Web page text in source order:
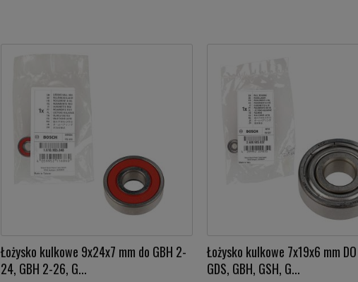
Łożysko kulkowe 9x24x7 mm do GBH 2-
24, GBH 2-26, G...
Łożysko kulkowe 7x19x6 mm
GDS, GBH, GSH, G...